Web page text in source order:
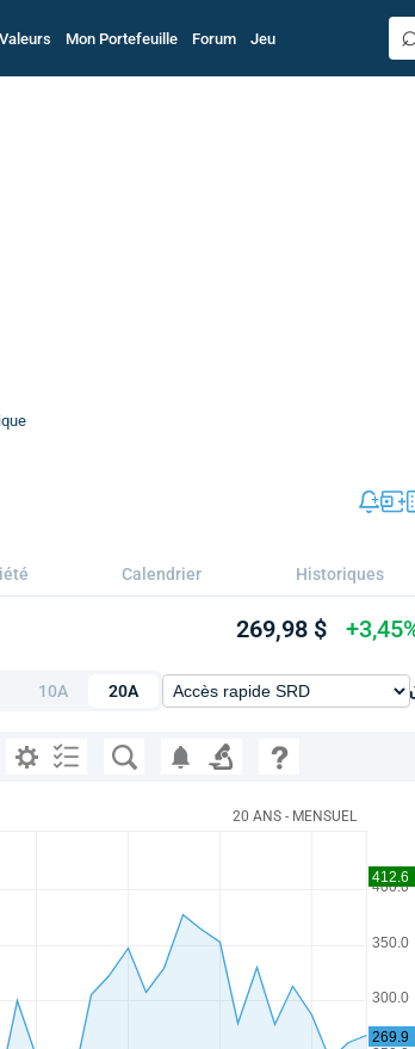
Mon Portefeuille Forum Jeu
Calendrier Historiques
269,98 $
10A 20A
20 ANS - MENSUEL